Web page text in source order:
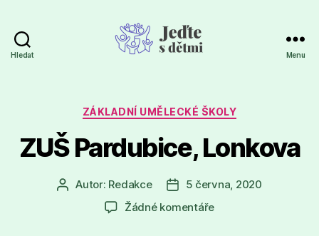
Hledat Menu
Rubriky
ZÁKLADNÍ UMĚLECKÉ ŠKOLY
ZUŠ Pardubice, Lonkova
Autor
příspěvku
Autor: Redakce
Datum
příspěvku
5 června, 2020
Žádné komentářeu